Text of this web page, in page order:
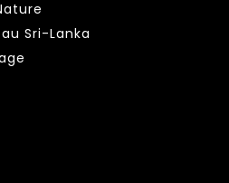
Sri-Lanka